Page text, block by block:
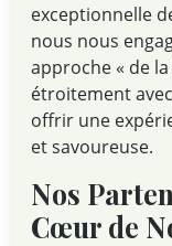
exceptionnelle
nous nous
approche « de
étroitement
offrir une
et savoureuse.
Nos
Cœur de